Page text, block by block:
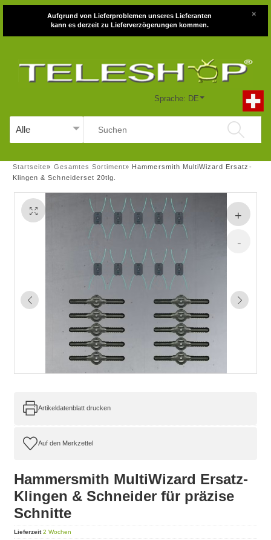
Aufgrund von Lieferproblemen unseres Lieferanten
kann es derzeit zu Lieferverzögerungen kommen.
×
Sprache: DE
Startseite» Gesamtes Sortiment» Hammersmith MultiWizard Ersatz-
Klingen & Schneiderset 20tlg.
Artikeldatenblatt drucken
Hammersmith MultiWizard Ersatz-
Klingen & Schneider für präzise
Schnitte
Lieferzeit 2 Wochen